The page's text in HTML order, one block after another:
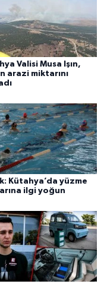
Valisi Musa Işın,
arazi miktarını
Kütahya’da yüzme
ilgi yoğun